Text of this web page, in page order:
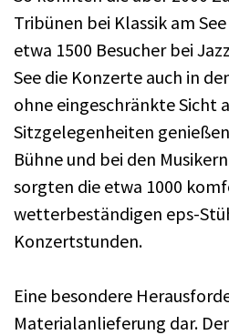
Tribünen bei Klassik am
etwa 1500 Besucher bei
See die Konzerte auch in
ohne eingeschränkte Sicht
Sitzgelegenheiten
Bühne und bei den
sorgten die etwa 1000
wetterbeständigen eps-
Konzertstunden.
Eine besondere
Materialanlieferung dar.